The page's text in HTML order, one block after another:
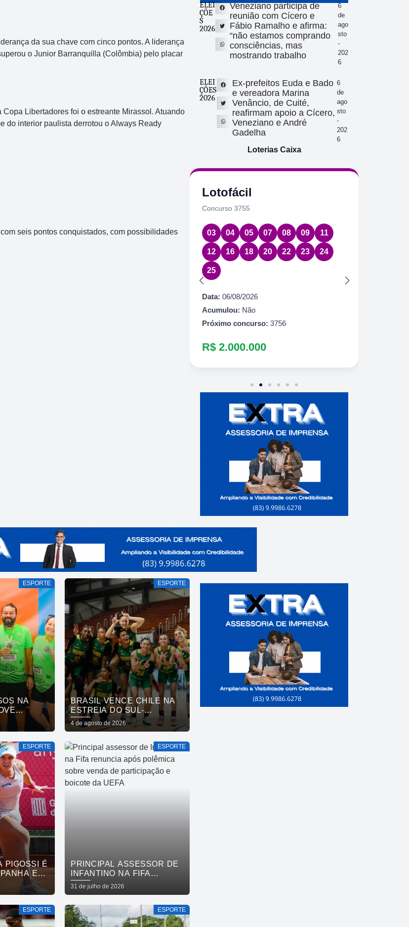
da sua chave com cinco pontos. A liderança
o Junior Barranquilla (Colômbia) pelo placar
Libertadores foi o estreante Mirassol. Atuando
do interior paulista derrotou o Always Ready
seis pontos conquistados, com possibilidades
ELEI
ÇÕE
S
2026
Veneziano participa de
reunião com Cícero e
Fábio Ramalho e afirma:
“não estamos comprando
consciências, mas
mostrando trabalho
6
de
ago
sto
-
202
6
ELEI
ÇÕES
2026
Ex-prefeitos Euda e Bado
e vereadora Marina
Venâncio, de Cuité,
reafirmam apoio a Cícero,
Veneziano e André
Gadelha
6
de
ago
sto
-
202
6
Loterias Caixa
16 21 24 31 43 54
Lotofácil
Concurso 3755
03 04 05 07 08 09 11
12 16 18 20 22 23 24
25
Data: 06/08/2026
Acumulou: Não
Próximo concurso: 3756
R$ 2.000.000
ESPORTE
NA
E
EM
ESPORTE
BRASIL VENCE CHILE NA
ESTREIA DO SUL-
AMERICANO DE
BASQUETE FEMININO
4 de agosto de 2026
ESPORTE
PIGOSSI É
E
ESPORTE
PRINCIPAL ASSESSOR DE
INFANTINO NA FIFA
RENUNCIA APÓS
POLÊMICA SOBRE VENDA
BOICOTE DA UEFA
31 de julho de 2026
ESPORTE ESPORTE